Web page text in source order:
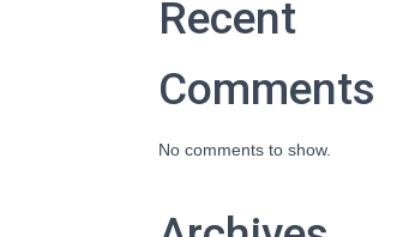
Recent
Comments
No comments to show.